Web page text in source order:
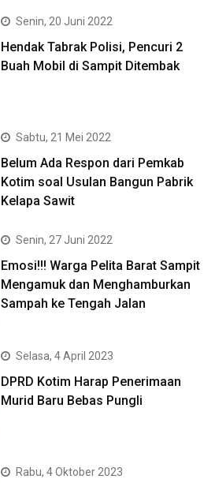
Senin, 20 Juni 2022
Hendak Tabrak Polisi, Pencuri 2
Buah Mobil di Sampit Ditembak
Sabtu, 21 Mei 2022
Belum Ada Respon dari Pemkab
Kotim soal Usulan Bangun Pabrik
Kelapa Sawit
Senin, 27 Juni 2022
Emosi!!! Warga Pelita Barat Sampit
Mengamuk dan Menghamburkan
Sampah ke Tengah Jalan
Selasa, 4 April 2023
DPRD Kotim Harap Penerimaan
Murid Baru Bebas Pungli
Rabu, 4 Oktober 2023